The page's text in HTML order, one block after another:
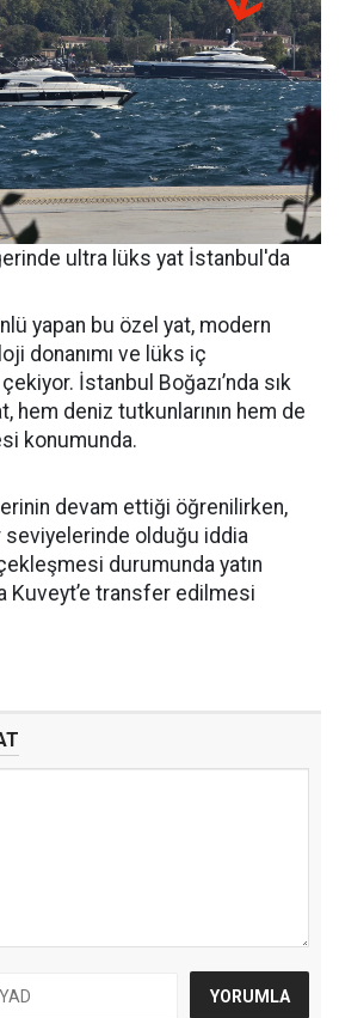
ultra lüks yat İstanbul'da
yapan bu özel yat, modern
donanımı ve lüks iç
İstanbul Boğazı’nda sık
hem deniz tutkunlarının hem de
konumunda.
devam ettiği öğrenilirken,
olduğu iddia
durumunda yatın
Kuveyt’e transfer edilmesi